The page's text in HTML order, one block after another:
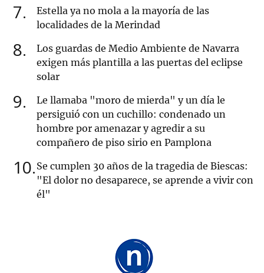
7
Estella ya no mola a la mayoría de las
localidades de la Merindad
8
Los guardas de Medio Ambiente de Navarra
exigen más plantilla a las puertas del eclipse
solar
9
Le llamaba "moro de mierda" y un día le
persiguió con un cuchillo: condenado un
hombre por amenazar y agredir a su
compañero de piso sirio en Pamplona
10 Se cumplen 30 años de la tragedia de Biescas:
"El dolor no desaparece, se aprende a vivir con
él"